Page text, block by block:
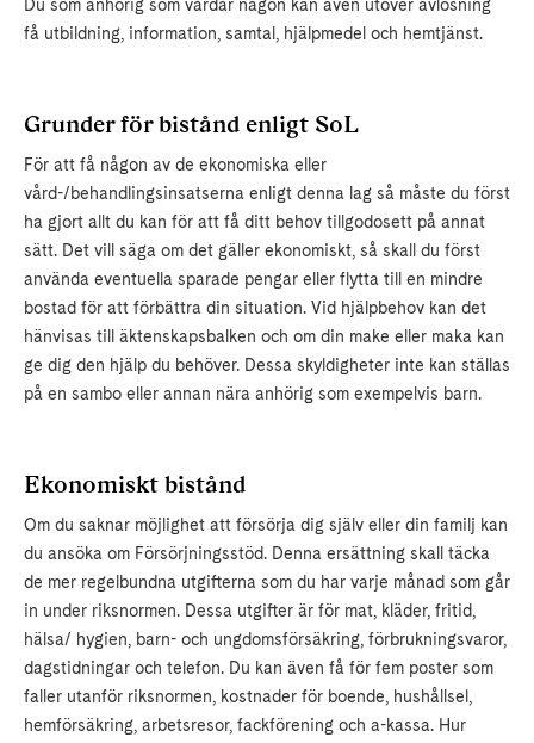
Du som anhörig som vårdar någon kan även utöver avlösning
få utbildning, information, samtal, hjälpmedel och hemtjänst.
Grunder för bistånd enligt SoL
För att få någon av de ekonomiska eller
vård-/behandlingsinsatserna enligt denna lag så måste du först
ha gjort allt du kan för att få ditt behov tillgodosett på annat
sätt. Det vill säga om det gäller ekonomiskt, så skall du först
använda eventuella sparade pengar eller flytta till en mindre
bostad för att förbättra din situation. Vid hjälpbehov kan det
hänvisas till äktenskapsbalken och om din make eller maka kan
ge dig den hjälp du behöver. Dessa skyldigheter inte kan ställas
på en sambo eller annan nära anhörig som exempelvis barn.
Ekonomiskt bistånd
Om du saknar möjlighet att försörja dig själv eller din familj kan
du ansöka om Försörjningsstöd. Denna ersättning skall täcka
de mer regelbundna utgifterna som du har varje månad som går
in under riksnormen. Dessa utgifter är för mat, kläder, fritid,
hälsa/ hygien, barn- och ungdomsförsäkring, förbrukningsvaror,
dagstidningar och telefon. Du kan även få för fem poster som
faller utanför riksnormen, kostnader för boende, hushållsel,
hemförsäkring, arbetsresor, fackförening och a-kassa. Hur